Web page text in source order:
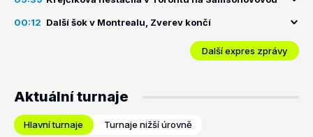
00:12 Další šok v Montrealu, Zverev končí
Další expres zprávy
Aktuální turnaje
Hlavní turnaje Turnaje nižší úrovně